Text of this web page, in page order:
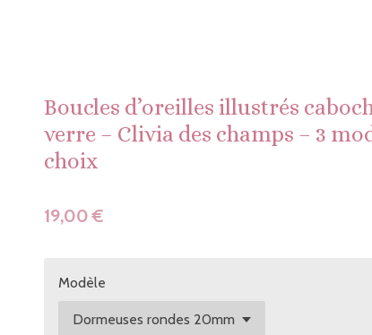
Boucles d’oreilles illustrés
verre – Clivia des champs – 3
choix
19,00 €
Modèle